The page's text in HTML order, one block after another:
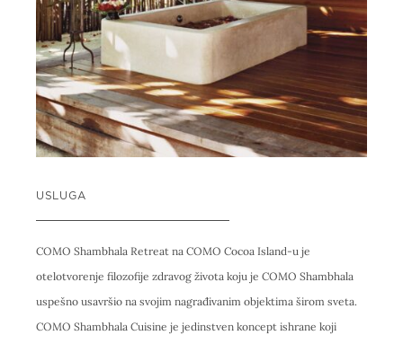
USLUGA
COMO Shambhala Retreat na COMO Cocoa Island-u je
otelotvorenje filozofije zdravog života koju je COMO Shambhala
uspešno usavršio na svojim nagrađivanim objektima širom sveta.
COMO Shambhala Cuisine je jedinstven koncept ishrane koji